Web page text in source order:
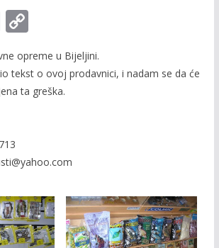
E
ai
l
C
p
y
k
opreme u Bijeljini.
tekst o ovoj prodavnici, i nadam se da će
ta greška.